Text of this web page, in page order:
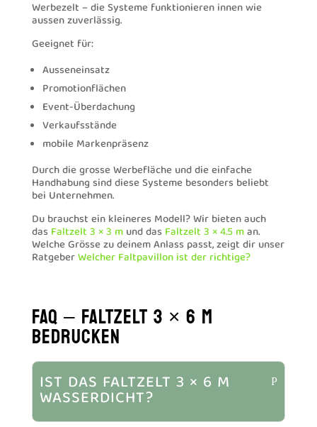
Werbezelt – die Systeme funktionieren innen wie
aussen zuverlässig.
Geeignet für:
Ausseneinsatz
Promotionflächen
Event-Überdachung
Verkaufsstände
mobile Markenpräsenz
Durch die grosse Werbefläche und die einfache
Handhabung sind diese Systeme besonders beliebt
bei Unternehmen.
Du brauchst ein kleineres Modell? Wir bieten auch
das Faltzelt 3 × 3 m und das Faltzelt 3 × 4.5 man.
Welche Grösse zu deinem Anlass passt, zeigt dir unser
RatgeberWelcher Faltpavillon ist der richtige?
FAQ – FALTZELT 3 × 6 M
BEDRUCKEN
IST DAS FALTZELT 3 × 6 M
WASSERDICHT?